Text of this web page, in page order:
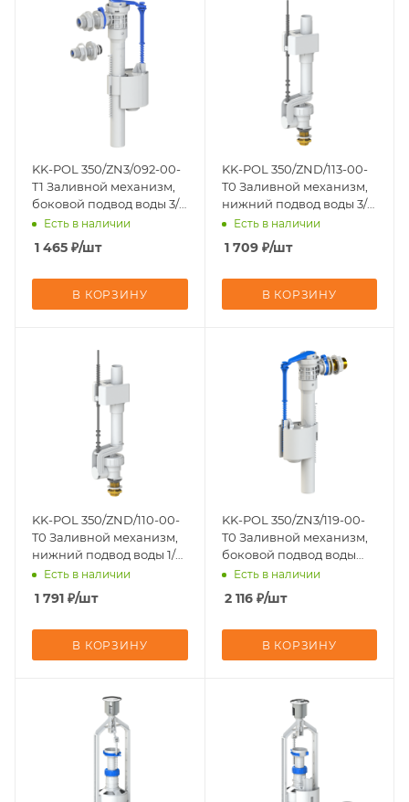
KK-POL 350/ZN3/092-00-
T1 Заливной механизм,
боковой подвод воды 3/8
и 1/2, штуцер пластик
Есть в наличии
1 465 ₽/шт
В КОРЗИНУ
KK-POL 350/ZND/113-00-
T0 Заливной механизм,
нижний подвод воды 3/8,
штуцер латунь
Есть в наличии
1 709₽/шт
В КОРЗИНУ
KK-POL 350/ZND/110-00-
T0 Заливной механизм,
нижний подвод воды 1/2,
штуцер латунь
Есть в наличии
1 791 ₽/шт
В КОРЗИНУ
KK-POL 350/ZN3/119-00-
T0 Заливной механизм,
боковой подвод воды
3/8, штуцер латунь
Есть в наличии
2 116₽/шт
В КОРЗИНУ